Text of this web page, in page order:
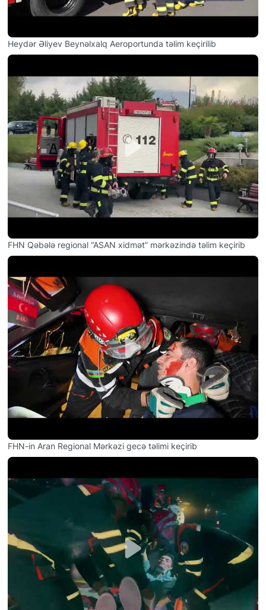
Heydər Əliyev Beynəlxalq Aeroportunda təlim keçirilib
FHN Qəbələ regional “ASAN xidmət” mərkəzində təlim keçirib
FHN-in Aran Regional Mərkəzi gecə təlimi keçirib